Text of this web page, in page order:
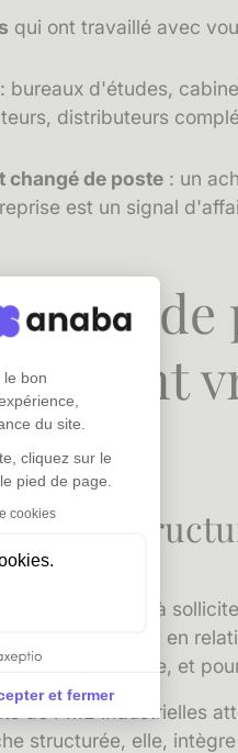
le bon
du site.
cliquez sur le
pied de page.
cookies
et fermer
: Personnalisez
qui ont travaillé avec
: bureaux d'études,
distributeurs
changé de poste : un
est un signal
consiste à
vous mettent en
dans l'industrie, et
de PME industrielles
structurée, elle,